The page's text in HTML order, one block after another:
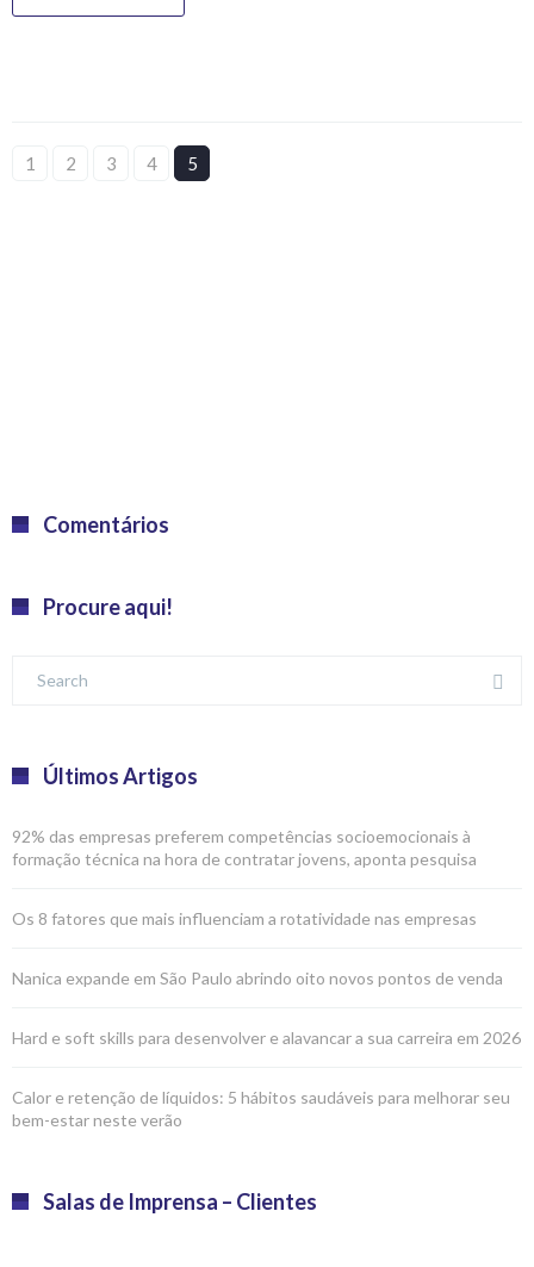
1 2 3 4 5
Comentários
Procure aqui!
Últimos Artigos
92% das empresas preferem competências socioemocionais à
formação técnica na hora de contratar jovens, aponta pesquisa
Os 8 fatores que mais influenciam a rotatividade nas empresas
Nanica expande em São Paulo abrindo oito novos pontos de venda
Hard e soft skills para desenvolver e alavancar a sua carreira em 2026
Calor e retenção de líquidos: 5 hábitos saudáveis para melhorar seu
bem-estar neste verão
Salas de Imprensa – Clientes